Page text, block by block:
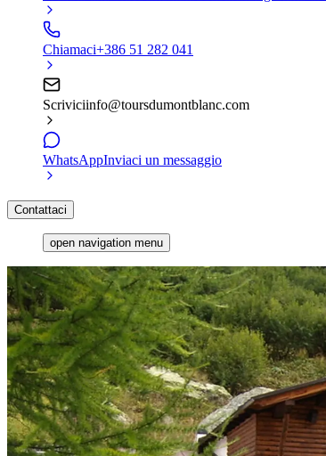
Chiamaci+386 51 282 041
Scriviciinfo@toursdumontblanc.com
WhatsAppInviaci un messaggio
Contattaci
open navigation menu